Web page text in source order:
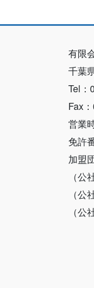
有限
千葉
Tel：
Fax
営業
免許
加盟
（
（
（